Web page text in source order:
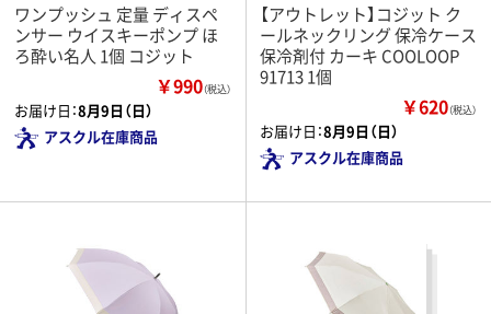
ワンプッシュ 定量 ディスペ
ンサー ウイスキーポンプ ほ
ろ酔い名人 1個 コジット
￥990（税込）
お届け日：8月9日（日）
アスクル在庫商品
【アウトレット】コジット ク
ールネックリング 保冷ケース
保冷剤付 カーキ COOLOOP
91713 1個
￥620（税込）
お届け日：8月9日（日）
アスクル在庫商品